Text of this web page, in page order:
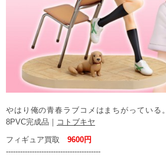
やはり俺の青春ラブコメはまちがっている
8PVC完成品｜ コトブキヤ
フィギュア買取 9600円
----------------------------------------